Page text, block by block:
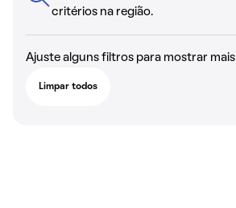
critérios na região.
Ajuste alguns filtros para mostrar mais
Limpar todos